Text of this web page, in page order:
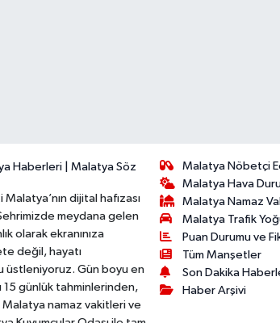
dijital hafızası
meydana gelen
olarak ekranınıza
değil, hayatı
üstleniyoruz. Gün boyu en
günlük tahminlerinden,
namaz vakitleri ve
Malatya Nöbetçi
Malatya Hava
Malatya Namaz
Malatya Trafik
Puan Durumu ve
Tüm Manşetler
Son Dakika
Haber Arşivi